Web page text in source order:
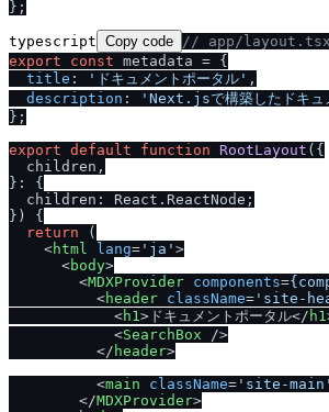
typescript Copy code / / app /
export
const metadata = {
title : 'ドキュメントポータル' ,
description : 'Next.jsで構築したドキュ
};
export default function RootLayout ( {
  children,
}: {
  children: React.ReactNode;
} ) {
return (
<html lang= 'ja' >
<body>
<MDXProvider components=
<header className= 'site-
<h1 > ドキュメントポータル</ h1
<SearchBox />
</ header>
<main className= 'site-main'
</MDXProvider>